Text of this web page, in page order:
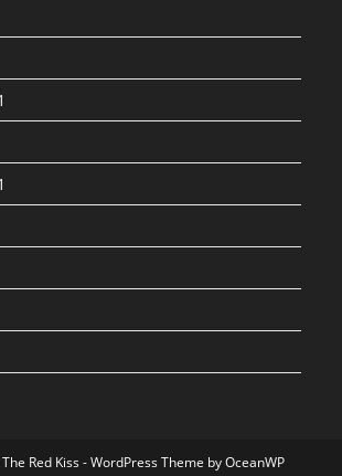
Red Kiss - WordPress Theme by OceanWP